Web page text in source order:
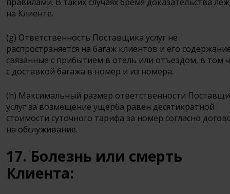
на Клиенте.
(g) Ответственность Поставщика услуг не
распространяется на багаж клиентов и его
связанные с прибытием в отель или отъездом, в том
с доставкой багажа в номер и из номера.
(h) Максимальный размер ответственности
услуг за возмещение ущерба равен десятикратной
стоимости суточного тарифа за номер согласно
на обслуживание.
17. Болезнь или смерть
Клиента: